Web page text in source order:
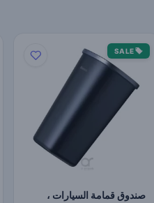
SALE
صندوق قمامة السيارات ،